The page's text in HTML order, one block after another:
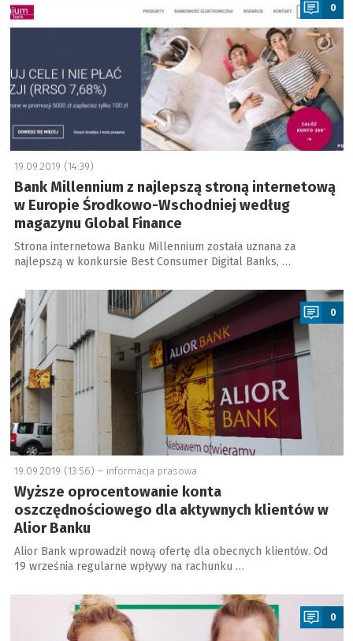
0
19.09.2019 (14:39)
Bank Millennium z najlepszą stroną internetową
w Europie Środkowo-Wschodniej według
magazynu Global Finance
Strona internetowa Banku Millennium została uznana za
najlepszą w konkursie Best Consumer Digital Banks, …
0
19.09.2019 (13:56) – informacja prasowa
Wyższe oprocentowanie konta
oszczędnościowego dla aktywnych klientów w
Alior Banku
Alior Bank wprowadził nową ofertę dla obecnych klientów. Od
19 września regularne wpływy na rachunku …
a
0